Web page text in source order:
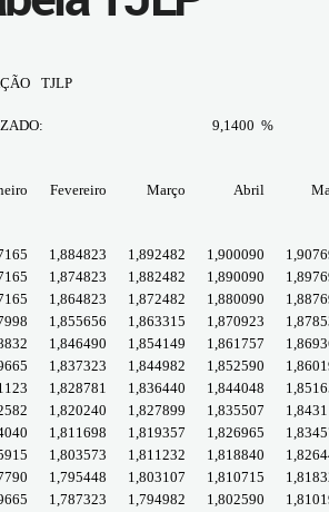
TJLP
9,1400 %
Fevereiro Março Abril
1,884823 1,892482 1,900090
1,874823 1,882482 1,890090
1,864823 1,872482 1,880090
1,855656 1,863315 1,870923
1,846490 1,854149 1,861757
1,837323 1,844982 1,852590
1,828781 1,836440 1,844048
1,820240 1,827899 1,835507
1,811698 1,819357 1,826965
1,803573 1,811232 1,818840
1,795448 1,803107 1,810715
1,787323 1,794982 1,802590